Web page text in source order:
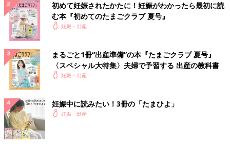
み*****さん
私も妊娠前接骨院通いでした😭 特に腰は周りのマッサー
ジは危険ですよね(･ᴗ･`; ) 中期はOKなんですか！！！いい
事ききました✨️ まいまいさんも改善されますように🍀*゜
♥1
ミ*****さん
私は数年前突然激痛で立てなくなってヘルニアでした😓 通
院でなんとか和らぎましたが、それから時々腰が痛みま
す…。腰痛心配ですよね😟
初めて妊娠されたかたに！妊娠がわかったら最初に読
む本『初めてのたまごクラブ 夏号』
妊娠・出産
まるごと1冊“出産準備”の本『たまごクラブ 夏号』
〈スペシャル大特集〉夫婦で予習する 出産の教科書
妊娠・出産
妊娠中に読みたい！3冊の「たまひよ」
妊娠・出産